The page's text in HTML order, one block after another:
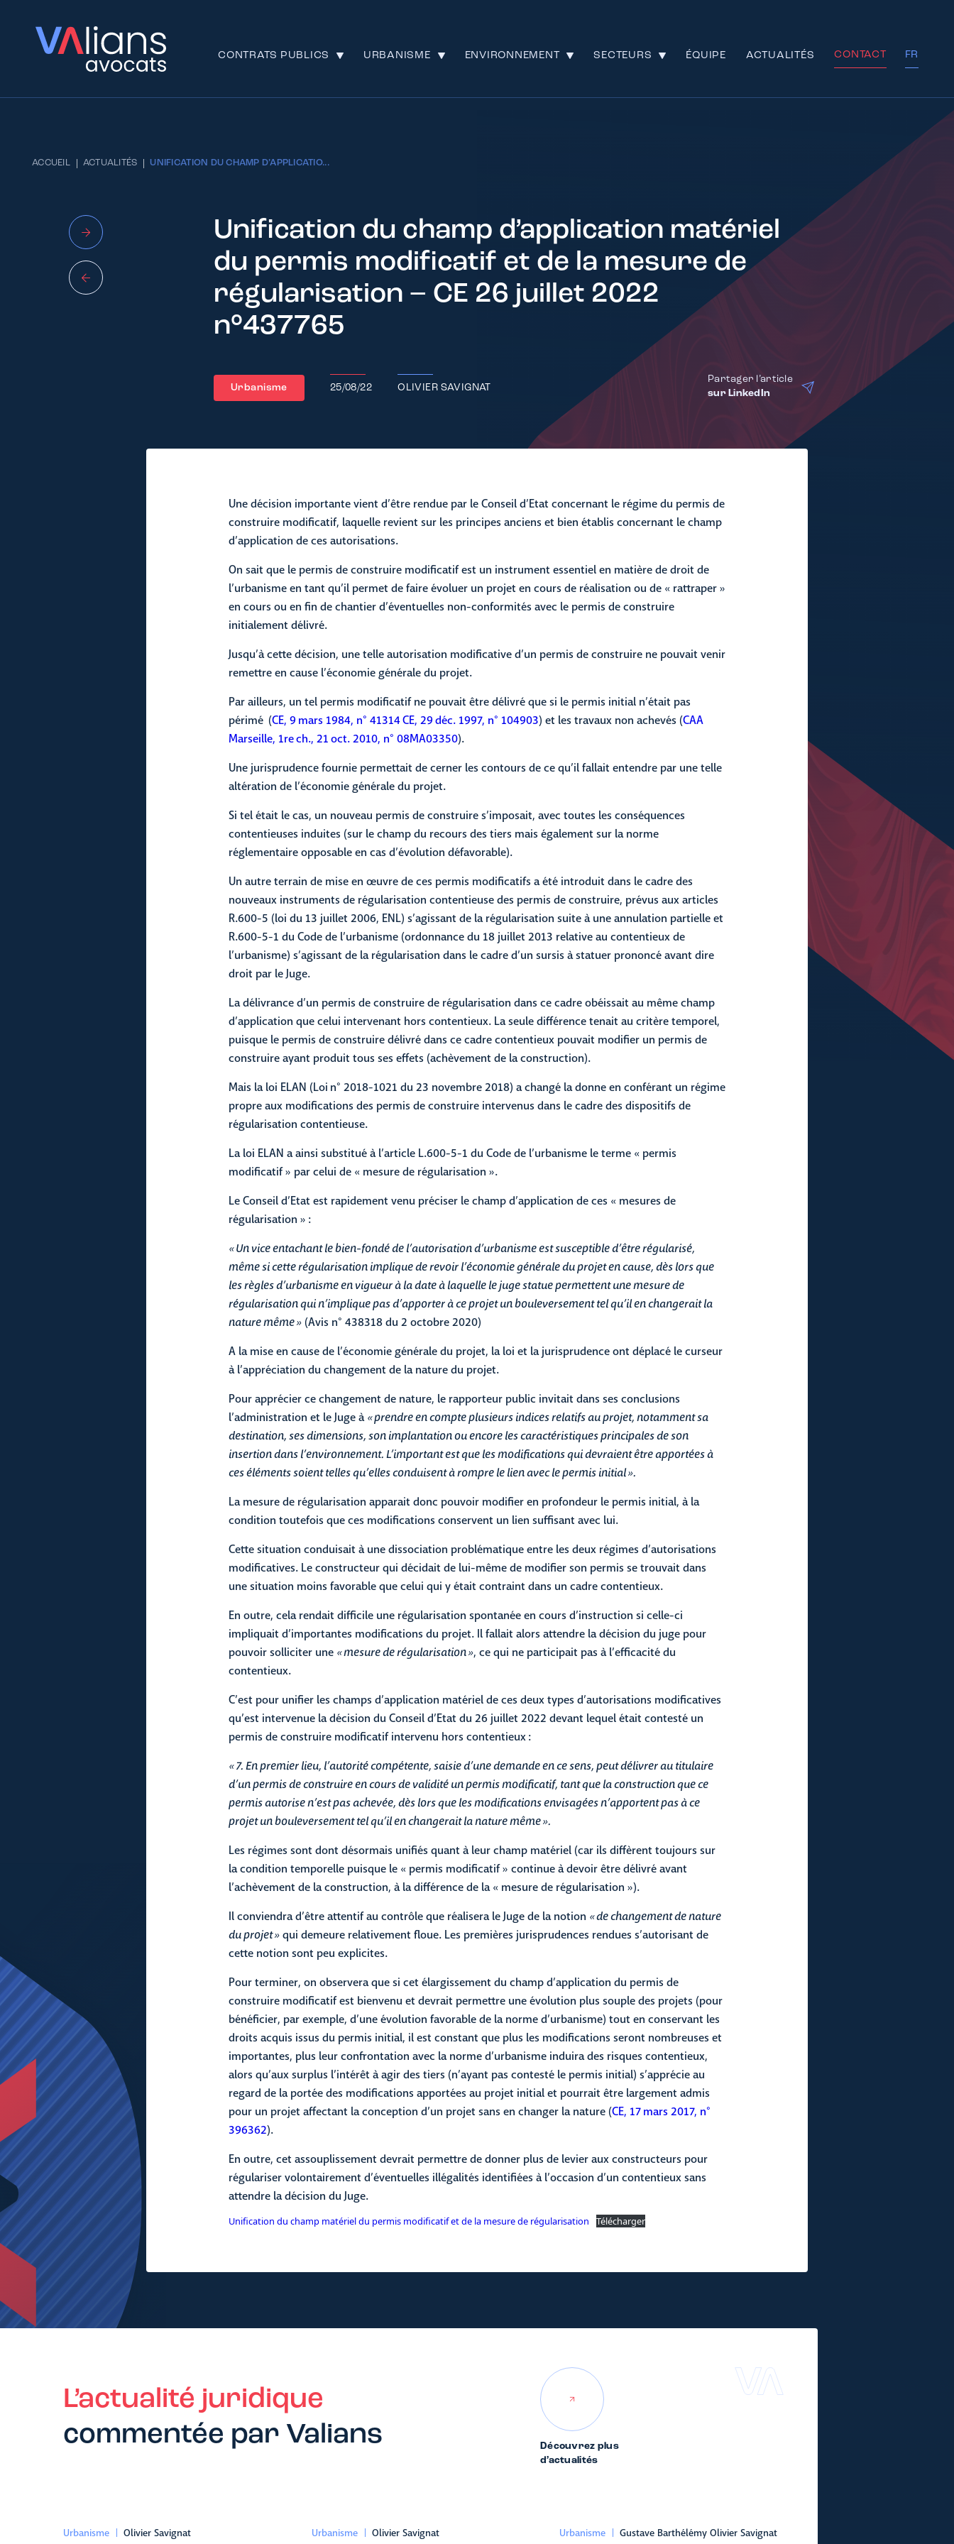
CONTRATS PUBLICS URBANISME ENVIRONNEMENT SECTEURS ÉQUIPE ACTUALITÉS CONTACT FR
ACCUEIL ACTUALITÉS UNIFICATION DU CHAMP D’APPLICATIO...
Unification du champ d’application matériel
du permis modificatif et de la mesure de
régularisation – CE 26 juillet 2022
n°437765
Urbanisme 25/08/22 OLIVIER SAVIGNAT
Partager l’article
sur LinkedIn
Une décision importante vient d’être rendue par le Conseil d’Etat concernant le régime du permis de
construire modificatif, laquelle revient sur les principes anciens et bien établis concernant le champ
d’application de ces autorisations.
On sait que le permis de construire modificatif est un instrument essentiel en matière de droit de
l’urbanisme en tant qu’il permet de faire évoluer un projet en cours de réalisation ou de « rattraper »
en cours ou en fin de chantier d’éventuelles non-conformités avec le permis de construire
initialement délivré.
Jusqu’à cette décision, une telle autorisation modificative d’un permis de construire ne pouvait venir
remettre en cause l’économie générale du projet.
Par ailleurs, un tel permis modificatif ne pouvait être délivré que si le permis initial n’était pas
périmé (CE, 9 mars 1984, n° 41314CE, 29 déc. 1997, n° 104903) et les travaux non achevés (CAA
Marseille, 1re ch., 21 oct. 2010, n° 08MA03350).
Une jurisprudence fournie permettait de cerner les contours de ce qu’il fallait entendre par une telle
altération de l’économie générale du projet.
Si tel était le cas, un nouveau permis de construire s’imposait, avec toutes les conséquences
contentieuses induites (sur le champ du recours des tiers mais également sur la norme
réglementaire opposable en cas d’évolution défavorable).
Un autre terrain de mise en œuvre de ces permis modificatifs a été introduit dans le cadre des
nouveaux instruments de régularisation contentieuse des permis de construire, prévus aux articles
R.600-5 (loi du 13 juillet 2006, ENL) s’agissant de la régularisation suite à une annulation partielle et
R.600-5-1 du Code de l’urbanisme (ordonnance du 18 juillet 2013 relative au contentieux de
l’urbanisme) s’agissant de la régularisation dans le cadre d’un sursis à statuer prononcé avant dire
droit par le Juge.
La délivrance d’un permis de construire de régularisation dans ce cadre obéissait au même champ
d’application que celui intervenant hors contentieux. La seule différence tenait au critère temporel,
puisque le permis de construire délivré dans ce cadre contentieux pouvait modifier un permis de
construire ayant produit tous ses effets (achèvement de la construction).
Mais la loi ELAN (Loi n° 2018-1021 du 23 novembre 2018) a changé la donne en conférant un régime
propre aux modifications des permis de construire intervenus dans le cadre des dispositifs de
régularisation contentieuse.
La loi ELAN a ainsi substitué à l’article L.600-5-1 du Code de l’urbanisme le terme « permis
modificatif » par celui de « mesure de régularisation ».
Le Conseil d’Etat est rapidement venu préciser le champ d’application de ces « mesures de
régularisation » :
« Un vice entachant le bien-fondé de l’autorisation d’urbanisme est susceptible d’être régularisé,
même si cette régularisation implique de revoir l’économie générale du projet en cause, dès lors que
les règles d’urbanisme en vigueur à la date à laquelle le juge statue permettent une mesure de
régularisation qui n’implique pas d’apporter à ce projet un bouleversement tel qu’il en changerait la
nature même » (Avis n° 438318 du 2 octobre 2020)
A la mise en cause de l’économie générale du projet, la loi et la jurisprudence ont déplacé le curseur
à l’appréciation du changement de la nature du projet.
Pour apprécier ce changement de nature, le rapporteur public invitait dans ses conclusions
l’administration et le Juge à« prendre en compte plusieurs indices relatifs au projet, notamment sa
destination, ses dimensions, son implantation ou encore les caractéristiques principales de son
insertion dans l’environnement. L’important est que les modifications qui devraient être apportées à
ces éléments soient telles qu’elles conduisent à rompre le lien avec le permis initial ».
La mesure de régularisation apparait donc pouvoir modifier en profondeur le permis initial, à la
condition toutefois que ces modifications conservent un lien suffisant avec lui.
Cette situation conduisait à une dissociation problématique entre les deux régimes d’autorisations
modificatives. Le constructeur qui décidait de lui-même de modifier son permis se trouvait dans
une situation moins favorable que celui qui y était contraint dans un cadre contentieux.
En outre, cela rendait difficile une régularisation spontanée en cours d’instruction si celle-ci
impliquait d’importantes modifications du projet. Il fallait alors attendre la décision du juge pour
pouvoir solliciter une « mesure de régularisation », ce qui ne participait pas à l’efficacité du
contentieux.
C’est pour unifier les champs d’application matériel de ces deux types d’autorisations modificatives
qu’est intervenue la décision du Conseil d’Etat du 26 juillet 2022 devant lequel était contesté un
permis de construire modificatif intervenu hors contentieux :
« 7. En premier lieu, l’autorité compétente, saisie d’une demande en ce sens, peut délivrer au titulaire
d’un permis de construire en cours de validité un permis modificatif, tant que la construction que ce
permis autorise n’est pas achevée, dès lors que les modifications envisagées n’apportent pas à ce
projet un bouleversement tel qu’il en changerait la nature même ».
Les régimes sont dont désormais unifiés quant à leur champ matériel (car ils diffèrent toujours sur
la condition temporelle puisque le « permis modificatif » continue à devoir être délivré avant
l’achèvement de la construction, à la différence de la « mesure de régularisation »).
Il conviendra d’être attentif au contrôle que réalisera le Juge de la notion « de changement de nature
du projet »qui demeure relativement floue. Les premières jurisprudences rendues s’autorisant de
cette notion sont peu explicites.
Pour terminer, on observera que si cet élargissement du champ d’application du permis de
construire modificatif est bienvenu et devrait permettre une évolution plus souple des projets (pour
bénéficier, par exemple, d’une évolution favorable de la norme d’urbanisme) tout en conservant les
droits acquis issus du permis initial, il est constant que plus les modifications seront nombreuses et
importantes, plus leur confrontation avec la norme d’urbanisme induira des risques contentieux,
alors qu’aux surplus l’intérêt à agir des tiers (n’ayant pas contesté le permis initial) s’apprécie au
regard de la portée des modifications apportées au projet initial et pourrait être largement admis
pour un projet affectant la conception d’un projet sans en changer la nature (CE, 17 mars 2017, n°
396362).
En outre, cet assouplissement devrait permettre de donner plus de levier aux constructeurs pour
régulariser volontairement d’éventuelles illégalités identifiées à l’occasion d’un contentieux sans
attendre la décision du Juge.
Unification du champ matériel du permis modificatif et de la mesure de régularisation Télécharger
L’actualité juridique
commentée par Valians
Découvrez plus
d’actualités
Urbanisme Olivier Savignat Urbanisme Olivier Savignat Urbanisme Gustave Barthélémy Olivier Savignat